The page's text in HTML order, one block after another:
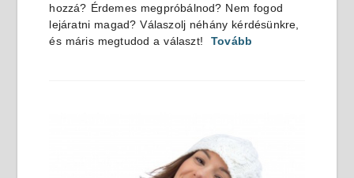
hozzá? Érdemes megpróbálnod? Nem fogod
lejáratni magad? Válaszolj néhány kérdésünkre,
és máris megtudod a választ! Tovább